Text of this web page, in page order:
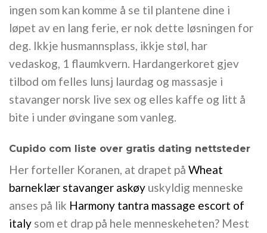
ingen som kan komme å se til plantene dine i
løpet av en lang ferie, er nok dette løsningen for
deg. Ikkje husmannsplass, ikkje støl, har
vedaskog, 1 flaumkvern. Hardangerkoret gjev
tilbod om felles lunsj laurdag og massasje i
stavanger norsk live sex og elles kaffe og litt å
bite i under øvingane som vanleg.
Cupido com liste over gratis dating nettsteder
Her forteller Koranen, at drapet på Wheat
barneklær stavanger askøy uskyldig menneske
anses på lik Harmony tantra massage escort of
italy som et drap på hele menneskeheten? Mest